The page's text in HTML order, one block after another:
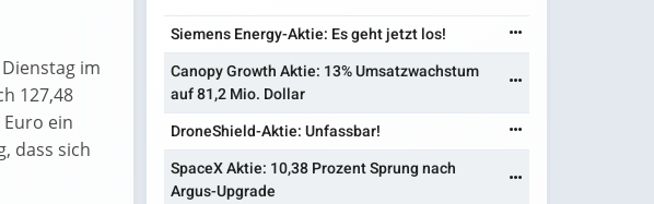
im
127,48
ein
dass sich
Siemens Energy-Aktie: Es geht jetzt los!
Canopy Growth Aktie: 13% Umsatzwachstum
auf 81,2 Mio. Dollar
DroneShield-Aktie: Unfassbar!
SpaceX Aktie: 10,38 Prozent Sprung nach
Argus-Upgrade